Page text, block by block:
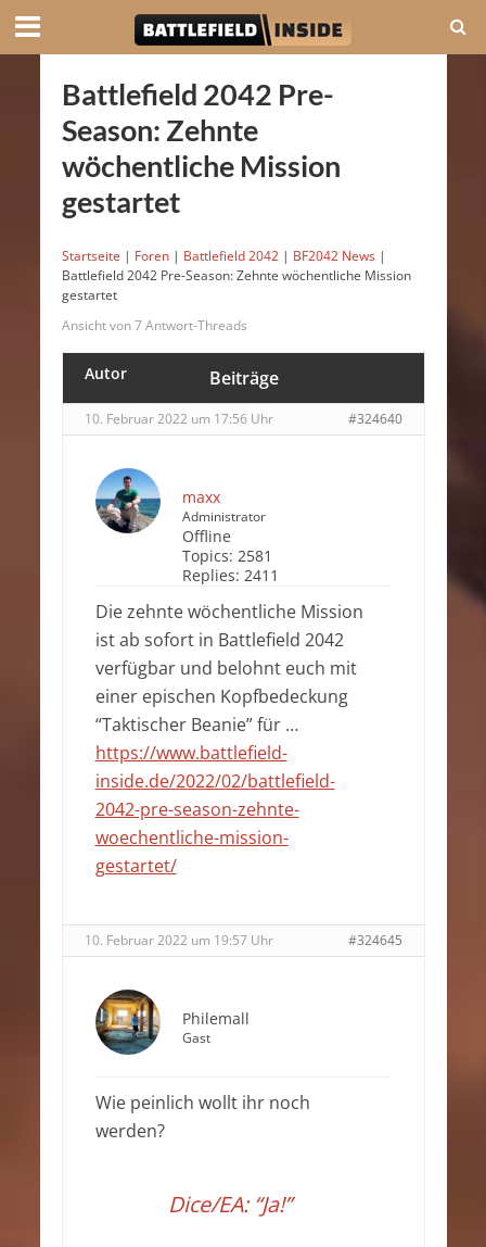
Battlefield 2042 Pre-
Season: Zehnte
wöchentliche Mission
gestartet
Startseite | Foren | Battlefield 2042 | BF2042 News |
Battlefield 2042 Pre-Season: Zehnte wöchentliche Mission
gestartet
Ansicht von 7 Antwort-Threads
Autor Beiträge
10. Februar 2022 um 17:56 Uhr #324640
maxx
Administrator
Offline
Topics: 2581
Replies: 2411
Die zehnte wöchentliche Mission
ist ab sofort in Battlefield 2042
verfügbar und belohnt euch mit
einer epischen Kopfbedeckung
“Taktischer Beanie” für …
https://www.battlefield-
inside.de/2022/02/battlefield-
2042-pre-season-zehnte-
woechentliche-mission-
gestartet/
10. Februar 2022 um 19:57 Uhr #324645
Philemall
Gast
Wie peinlich wollt ihr noch
werden?
Dice/EA: “Ja!”